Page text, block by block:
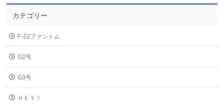
カテゴリー
F-22ファントム
G2号
G3号
ＨＥＹ！